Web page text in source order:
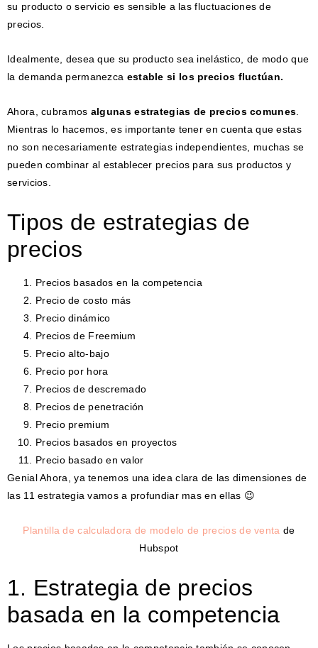
su producto o servicio es sensible a las fluctuaciones de
precios.
Idealmente, desea que su producto sea inelástico, de modo que
la demanda permanezca estable si los precios fluctúan.
Ahora, cubramos algunas estrategias de precios comunes
Mientras lo hacemos, es importante tener en cuenta que estas
no son necesariamente estrategias independientes, muchas se
pueden combinar al establecer precios para sus productos y
servicios.
Tipos de estrategias de
precios
Precios basados ​​en la competencia
Precio de costo más
Precio dinámico
Precios de Freemium
Precio alto-bajo
Precio por hora
Precios de descremado
Precios de penetración
Precio premium
Precios basados ​​en proyectos
Precio basado en valor
Genial Ahora, ya tenemos una idea clara de las dimensiones de
las 11 estrategia vamos a profundiar mas en ellas 😉
Plantilla de calculadora de modelo de precios de venta de
Hubspot
1. Estrategia de precios
basada en la competencia